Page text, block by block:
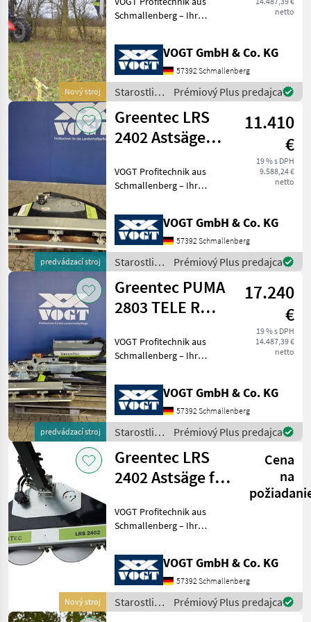
Nový stroj
/Multiträger
netto
Schmallenberg – Ihr
professionelle
Landschaftspflegetechnik =
Mehrere VOGT-Standorte +
100 Servicepartner in
Deutsch
VOGT GmbH & Co. KG
57392 Schmallenberg
Starostlivosť
o stromy /
Greentec
Prémiový Plus predajca
predvádzací stroj
Greentec LRS
2402 Astsäge
Bagger
11.410
€
19 % s DPH
9.588,24 €
netto
VOGT Profitechnik aus
Schmallenberg – Ihr
professionelle
Landschaftspflegetechnik =
Mehrere VOGT-Standorte +
100 Servicepartner in
Deutsch
VOGT GmbH & Co. KG
57392 Schmallenberg
Starostlivosť
o stromy /
Greentec
Prémiový Plus predajca
predvádzací stroj
Greentec PUMA
2803 TELE R
inkl. LRS 1602
17.240
€
19 % s DPH
14.487,39 €
netto
VOGT Profitechnik aus
Schmallenberg – Ihr
professionelle
Landschaftspflegetechnik =
Mehrere VOGT-Standorte +
100 Servicepartner in
Deutsch
VOGT GmbH & Co. KG
57392 Schmallenberg
Starostlivosť
o stromy /
Greentec
Prémiový Plus predajca
Nový stroj
Greentec LRS
2402 Astsäge für
/Radlader
/Traktor
Cena
na
VOGT Profitechnik aus
Schmallenberg – Ihr
professionelle
Landschaftspflegetechnik =
Mehrere VOGT-Standorte +
100 Servicepartner in
Deutsch
VOGT GmbH & Co. KG
57392 Schmallenberg
Starostlivosť
o stromy /
Prémiový Plus predajca